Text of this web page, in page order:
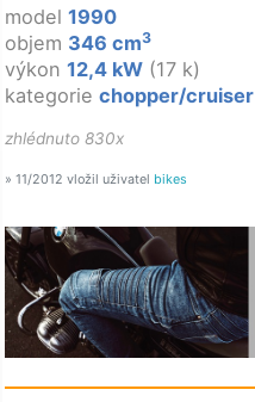
model 1990
objem 346 cm3
výkon 12,4 kW (17 k)
kategorie chopper/cruiser
zhlédnuto 830x
» 11/2012 vložil uživatel bikes